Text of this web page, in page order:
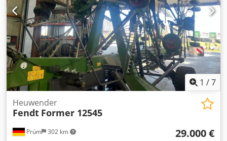
Usxeck
1 /7
Prüm 302 km
Heuwender
Fendt Former 12545
29.000 €